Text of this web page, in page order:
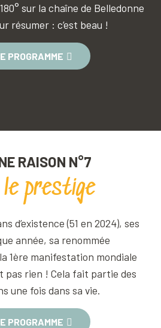
sur la chaîne de Belledonne
résumer : c’est beau !
PROGRAMME
RAISON N°7
prestige
d’existence (51 en 2024), ses
année, sa renommée
1ère manifestation mondiale
pas rien ! Cela fait partie des
une fois dans sa vie.
PROGRAMME